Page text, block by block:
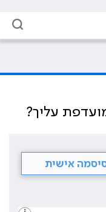
עליך?
אישית